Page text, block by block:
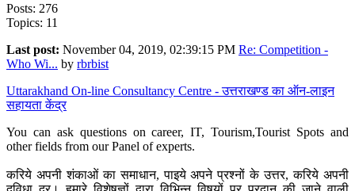
Posts: 276
Topics: 11
Last post: November 04, 2019, 02:39:15 PM Re: Competition -
Who Wi... by rbrbist
Uttarakhand On-line Consultancy Centre - उत्तराखण्ड का ऑन-लाइन
सहायता केंद्र
You can ask questions on career, IT, Tourism,Tourist Spots and
other fields from our Panel of experts.
करिये अपनी शंकाओं का समाधान, पाइये अपने प्रश्नों के उत्तर, करिये अपनी